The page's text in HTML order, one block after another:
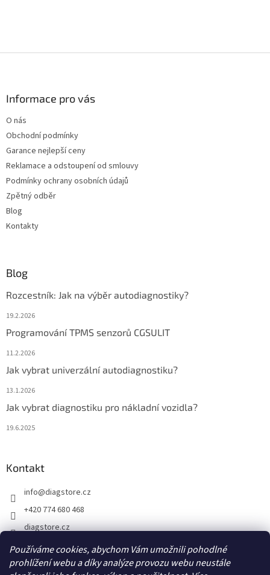
Používáme cookies, abychom Vám umožnili pohodlné
prohlížení webu a díky analýze provozu webu neustále
Informace pro vás
O nás
Obchodní podmínky
Garance nejlepší ceny
Reklamace a odstoupení od smlouvy
Podmínky ochrany osobních údajů
Zpětný odběr
Blog
Kontakty
Blog
Rozcestník: Jak na výběr autodiagnostiky?
19.2.2026
Programování TPMS senzorů CGSULIT
11.2.2026
Jak vybrat univerzální autodiagnostiku?
13.1.2026
Jak vybrat diagnostiku pro nákladní vozidla?
19.6.2025
Kontakt
info@diagstore.cz
+420 774 680 468
diagstore.cz
diagstorecz
diagstore